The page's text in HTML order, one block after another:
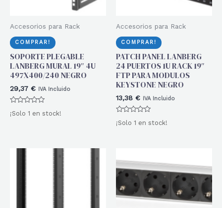
Accesorios para Rack
COMPRAR!
SOPORTE PLEGABLE
LANBERG MURAL 19″ 4U
497X400/240 NEGRO
29,37 € IVA Incluido
Valorado
con
¡Solo 1 en stock!
Accesorios para Rack
COMPRAR!
PATCH PANEL LANBERG
24 PUERTOS 1U RACK 19″
FTP PARA MODULOS
KEYSTONE NEGRO
13,38 € IVA Incluido
Valorado
con
¡Solo 1 en stock!